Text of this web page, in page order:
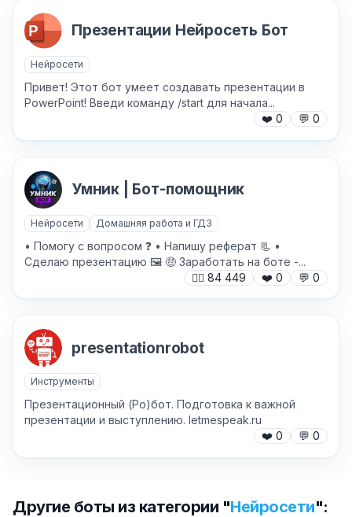
Презентации Нейросеть Бот
Нейросети
Привет! Этот бот умеет создавать презентации в
PowerPoint! Введи команду /start для начала...
❤️ 0 💬 0
Умник | Бот-помощник
Нейросети Домашняя работа и ГДЗ
• Помогу с вопросом ❓ • Напишу реферат 📃 •
Сделаю презентацию 🖼 🤑 Заработать на боте -...
🙍‍♂️ 84 449 ❤️ 0 💬 0
presentationrobot
Инструменты
Презентационный (Ро)бот. Подготовка к важной
презентации и выступлению. letmespeak.ru
❤️ 0 💬 0
Другие боты из категории "Нейросети":